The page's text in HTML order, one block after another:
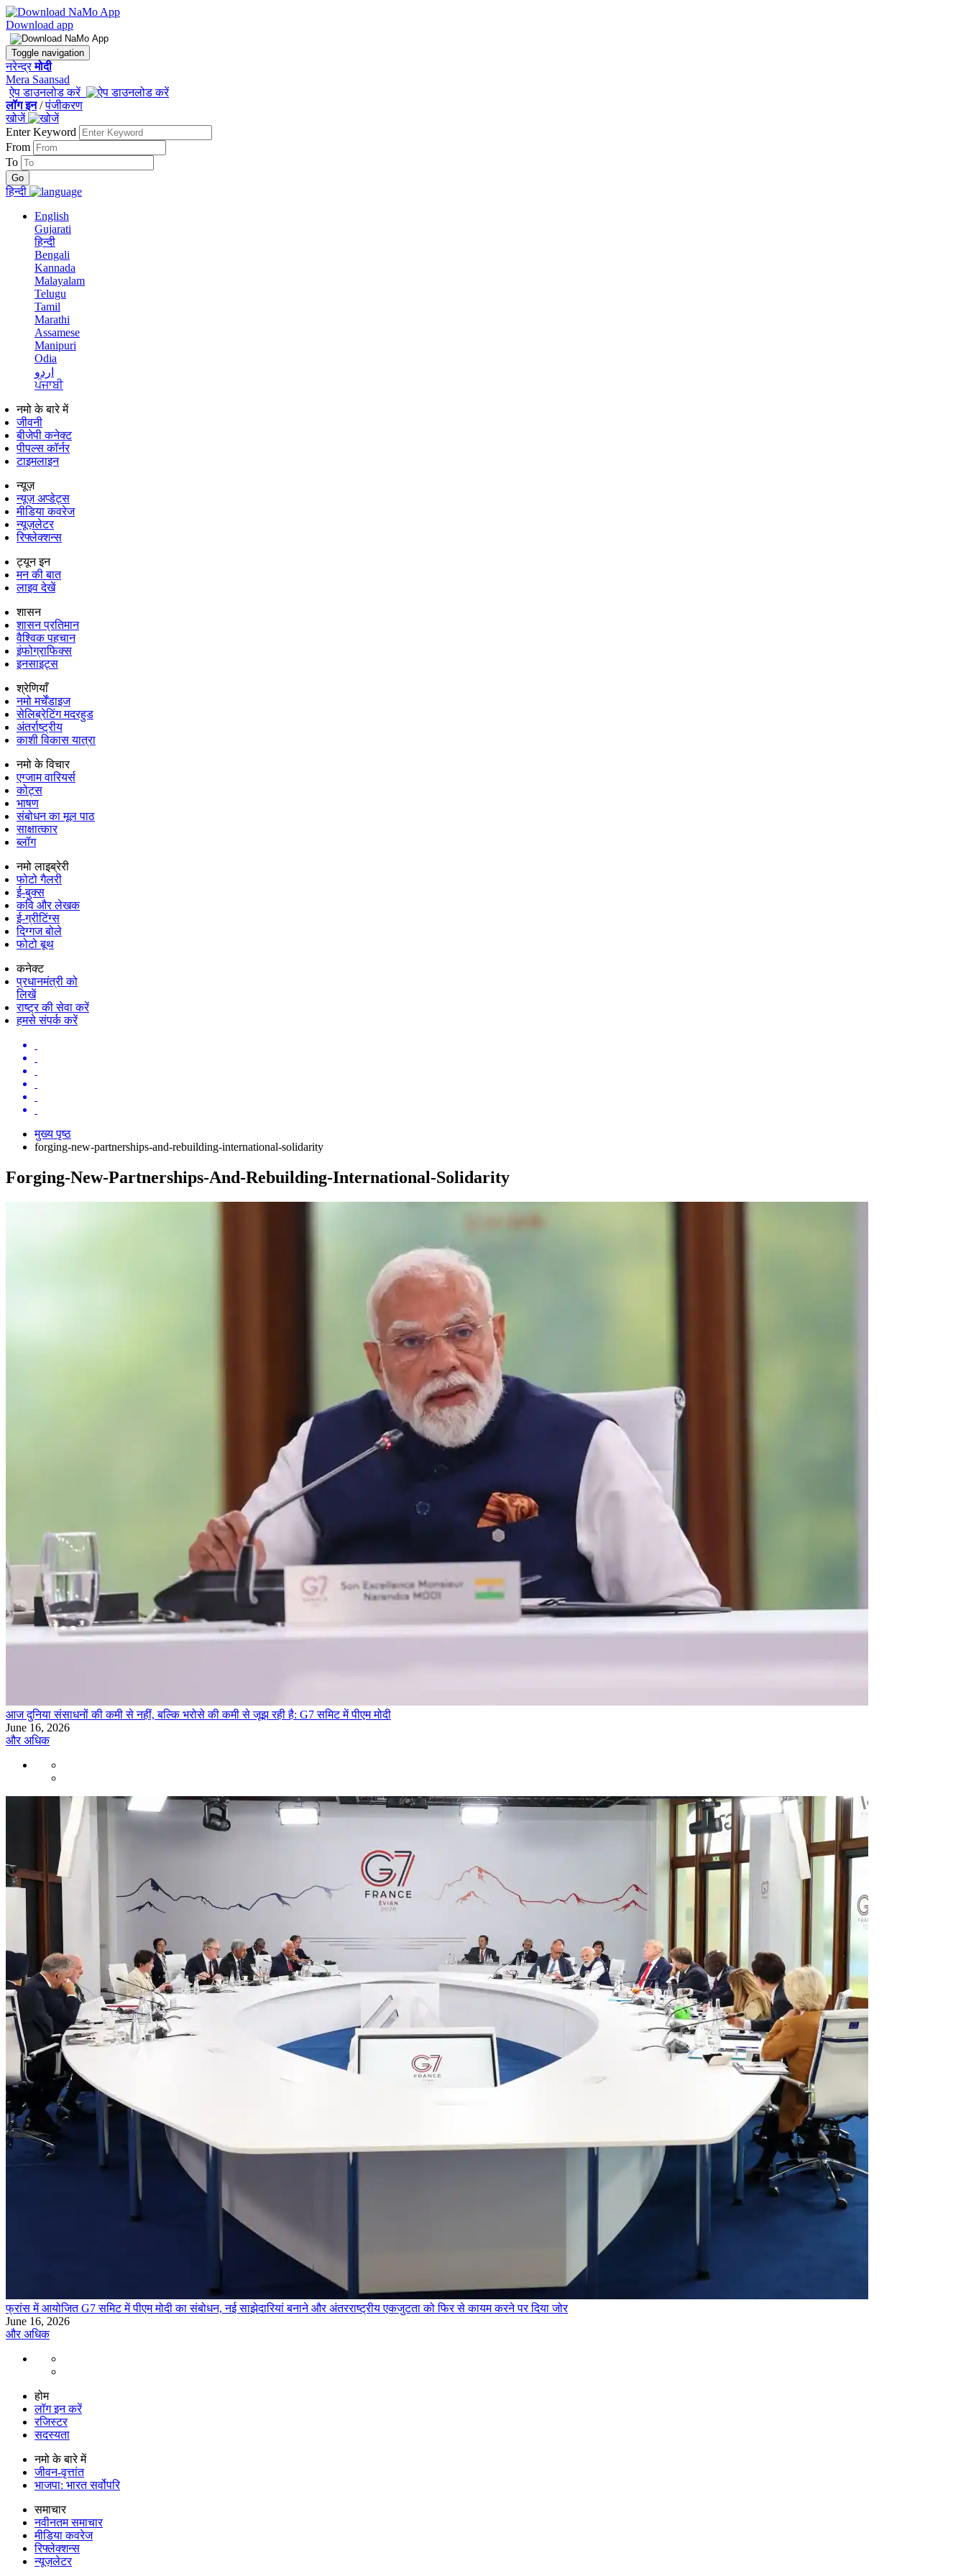
Download app
Toggle navigation
नरेन्द्रमोदी
Mera Saansad
ऐप डाउनलोड करें
लॉग इन/पंजीकरण
खोजें
Enter Keyword
From
To
हिन्दी
English
Gujarati
हिन्दी
Bengali
Kannada
Malayalam
Telugu
Tamil
Marathi
Assamese
Manipuri
Odia
اردو
ਪੰਜਾਬੀ
नमो के बारे में
जीवनी
बीजेपी कनेक्ट
पीपल्स कॉर्नर
टाइमलाइन
न्यूज़
न्यूज़ अप्डेट्स
मीडिया कवरेज
न्यूज़लेटर
रिफ्लेक्शन्स
ट्यून इन
मन की बात
लाइव देखें
शासन
शासन प्रतिमान
वैश्विक पहचान
इंफोग्राफिक्स
इनसाइट्स
श्रेणियाँ
नमो मर्चेंडाइज
सेलिब्रेटिंग मदरहुड
अंतर्राष्‍ट्रीय
काशी विकास यात्रा
नमो के विचार
एग्जाम वारियर्स
कोट्स
भाषण
संबोधन का मूल पाठ
साक्षात्कार
ब्लॉग
नमो लाइब्रेरी
फोटो गैलरी
ई-बुक्स
कवि और लेखक
ई-ग्रीटिंग्स
दिग्गज बोले
फोटो बूथ
कनेक्ट
प्रधानमंत्री को
लिखें
राष्ट्र की सेवा करें
हमसे संपर्क करें
मुख्य पृष्ठ
forging-new-partnerships-and-rebuilding-international-solidarity
Forging-New-Partnerships-And-Rebuilding-International-Solidarity
आज दुनिया संसाधनों की कमी से नहीं, बल्कि भरोसे की कमी से जूझ रही है: G7 समिट में पीएम मोदी
June 16, 2026
और अधिक
फ्रांस में आयोजित G7 समिट में पीएम मोदी का संबोधन, नई साझेदारियां बनाने और अंतरराष्ट्रीय एकजुटता को फिर से कायम करने पर दिया जोर
June 16, 2026
और अधिक
होम
लॉग इन करें
रजिस्टर
सदस्यता
नमो के बारे में
जीवन-वृत्तांत
भाजपा: भारत सर्वोपरि
समाचार
नवीनतम समाचार
मीडिया कवरेज
रिफ्लेक्शन्स
न्यूज़लेटर